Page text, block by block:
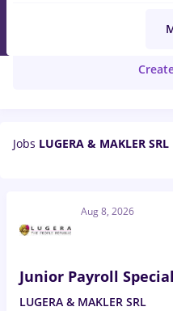
LUGERA
Jobs LUGERA & MAKLER SRL
Aug 8, 2026
Junior Payroll
LUGERA & MAKLER SRL